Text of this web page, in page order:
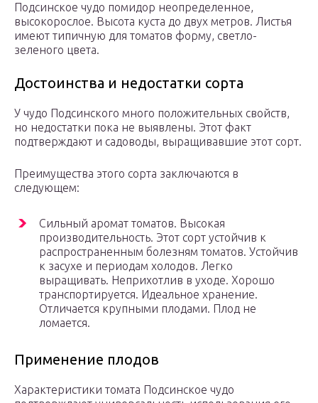
Подсинское чудо помидор неопределенное,
высокорослое. Высота куста до двух метров. Листья
имеют типичную для томатов форму, светло-
зеленого цвета.
Достоинства и недостатки сорта
У чудо Подсинского много положительных свойств,
но недостатки пока не выявлены. Этот факт
подтверждают и садоводы, выращивавшие этот сорт.
Преимущества этого сорта заключаются в
следующем:
Сильный аромат томатов. Высокая
производительность. Этот сорт устойчив к
распространенным болезням томатов. Устойчив
к засухе и периодам холодов. Легко
выращивать. Неприхотлив в уходе. Хорошо
транспортируется. Идеальное хранение.
Отличается крупными плодами. Плод не
ломается.
Применение плодов
Характеристики томата Подсинское чудо